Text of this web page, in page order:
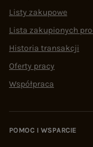
Listy zakupowe
Lista zakupionych
Historia transakcji
Oferty pracy
Współpraca
POMOC I WSPARCIE